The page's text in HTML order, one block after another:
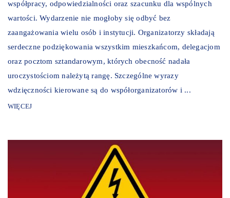
współpracy, odpowiedzialności oraz szacunku dla wspólnych
wartości. Wydarzenie nie mogłoby się odbyć bez
zaangażowania wielu osób i instytucji. Organizatorzy składają
serdeczne podziękowania wszystkim mieszkańcom, delegacjom
oraz pocztom sztandarowym, których obecność nadała
uroczystościom należytą rangę. Szczególne wyrazy
wdzięczności kierowane są do współorganizatorów i ...
WIĘCEJ